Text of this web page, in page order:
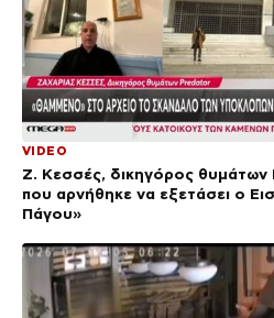
VIDEO
Ζ. Κεσσές, δικηγόρος
που αρνήθηκε να εξετάσει ο
Πάγου»